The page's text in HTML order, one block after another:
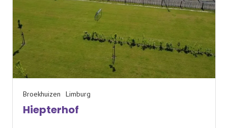
Broekhuizen Limburg
Hiepterhof